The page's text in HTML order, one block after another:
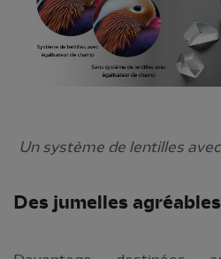
Un système de lentilles
Des jumelles